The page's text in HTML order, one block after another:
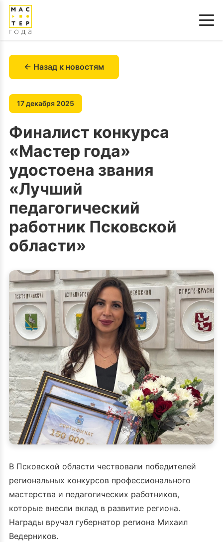
← Назад к новостям
17 декабря 2025
Финалист конкурса
«Мастер года»
удостоена звания
«Лучший
педагогический
работник Псковской
области»
В Псковской области чествовали победителей
региональных конкурсов профессионального
мастерства и педагогических работников,
которые внесли вклад в развитие региона.
Награды вручал губернатор региона Михаил
Ведерников.